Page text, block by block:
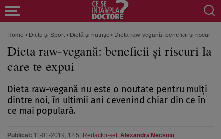
Home • Diete și Sport • Dietă și nutriție • Dieta raw-vegană: beneficii şi riscuri la
Dieta raw-vegană: beneficii şi riscuri la
care te expui
Dieta raw-vegană nu este o noutate pentru mulţi
dintre noi, în ultimii ani devenind chiar din ce în
ce mai populară.
Publicat: 11-01-2019, 12:51 Redactor-șef: Alexandra Necșoiu